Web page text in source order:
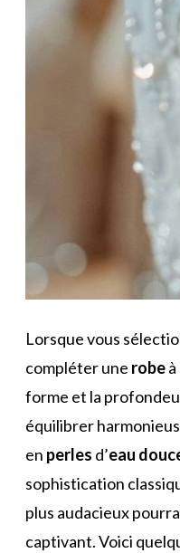
Lorsque vous
compléter une robe
forme et la
équilibrer
en perles d’eau
sophistication
plus audacieux
captivant. Voici